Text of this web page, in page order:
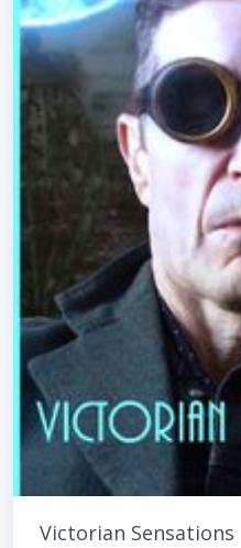
Victorian Sensations